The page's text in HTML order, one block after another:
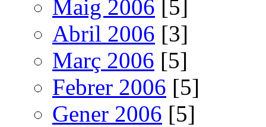
Maig 2006 [5]
Abril 2006 [3]
Març 2006 [5]
Febrer 2006 [5]
Gener 2006 [5]